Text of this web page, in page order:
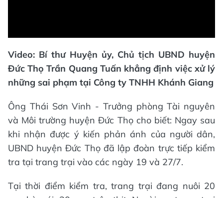
Video: Bí thư Huyện ủy, Chủ tịch UBND huyện
Đức Thọ Trần Quang Tuấn khẳng định việc xử lý
những sai phạm tại Công ty TNHH Khánh Giang
Ông Thái Sơn Vinh - Trưởng phòng Tài nguyên
và Môi trường huyện Đức Thọ cho biết: Ngay sau
khi nhận được ý kiến phản ánh của người dân,
UBND huyện Đức Thọ đã lập đoàn trực tiếp kiểm
tra tại trang trại vào các ngày 19 và 27/7.
Tại thời điểm kiểm tra, trang trại đang nuôi 20